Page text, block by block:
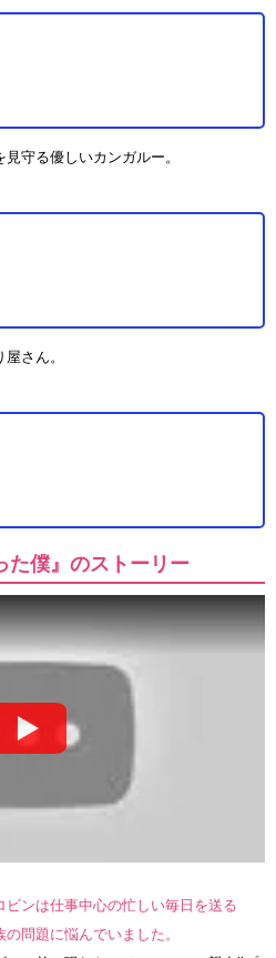
守る優しいカンガルー。
さん。
た僕』のストーリー
ンは仕事中心の忙しい毎日を送る
問題に悩んでいました。